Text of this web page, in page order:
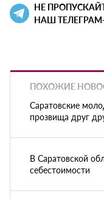
НЕ
НАШ
ПОХОЖИЕ
Саратовские
прозвища друг
В Саратовской
себестоимости